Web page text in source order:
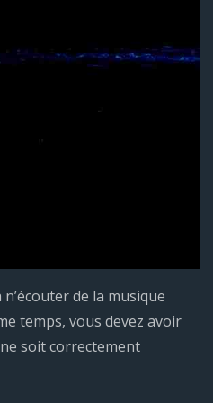
de la musique
temps, vous devez avoir
soit correctement